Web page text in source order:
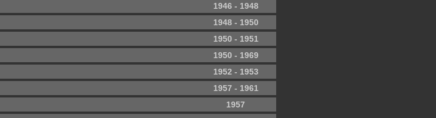
1946 - 1948
1948 - 1950
1950 - 1951
1950 - 1969
1952 - 1953
1957 - 1961
1957